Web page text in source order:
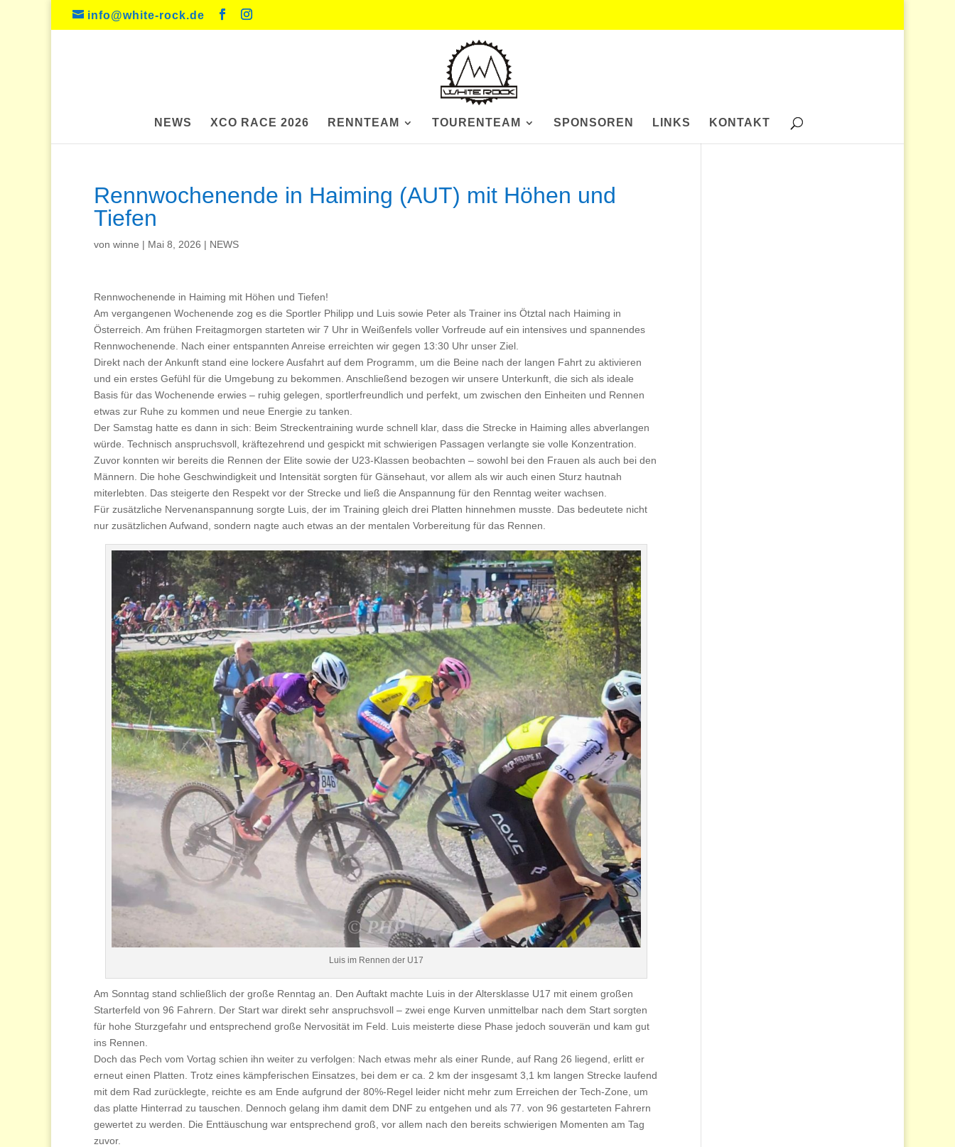
info@white-rock.de
NEWS XCO RACE 2026 RENNTEAM TOURENTEAM SPONSOREN LINKS KONTAKT
Rennwochenende in Haiming (AUT) mit Höhen und
Tiefen
von winne | Mai 8, 2026 | NEWS
Rennwochenende in Haiming mit Höhen und Tiefen!
Am vergangenen Wochenende zog es die Sportler Philipp und Luis sowie Peter als Trainer ins Ötztal nach Haiming in
Österreich. Am frühen Freitagmorgen starteten wir 7 Uhr in Weißenfels voller Vorfreude auf ein intensives und spannendes
Rennwochenende. Nach einer entspannten Anreise erreichten wir gegen 13:30 Uhr unser Ziel.
Direkt nach der Ankunft stand eine lockere Ausfahrt auf dem Programm, um die Beine nach der langen Fahrt zu aktivieren
und ein erstes Gefühl für die Umgebung zu bekommen. Anschließend bezogen wir unsere Unterkunft, die sich als ideale
Basis für das Wochenende erwies – ruhig gelegen, sportlerfreundlich und perfekt, um zwischen den Einheiten und Rennen
etwas zur Ruhe zu kommen und neue Energie zu tanken.
Der Samstag hatte es dann in sich: Beim Streckentraining wurde schnell klar, dass die Strecke in Haiming alles abverlangen
würde. Technisch anspruchsvoll, kräftezehrend und gespickt mit schwierigen Passagen verlangte sie volle Konzentration.
Zuvor konnten wir bereits die Rennen der Elite sowie der U23-Klassen beobachten – sowohl bei den Frauen als auch bei den
Männern. Die hohe Geschwindigkeit und Intensität sorgten für Gänsehaut, vor allem als wir auch einen Sturz hautnah
miterlebten. Das steigerte den Respekt vor der Strecke und ließ die Anspannung für den Renntag weiter wachsen.
Für zusätzliche Nervenanspannung sorgte Luis, der im Training gleich drei Platten hinnehmen musste. Das bedeutete nicht
nur zusätzlichen Aufwand, sondern nagte auch etwas an der mentalen Vorbereitung für das Rennen.
Luis im Rennen der U17
Am Sonntag stand schließlich der große Renntag an. Den Auftakt machte Luis in der Altersklasse U17 mit einem großen
Starterfeld von 96 Fahrern. Der Start war direkt sehr anspruchsvoll – zwei enge Kurven unmittelbar nach dem Start sorgten
für hohe Sturzgefahr und entsprechend große Nervosität im Feld. Luis meisterte diese Phase jedoch souverän und kam gut
ins Rennen.
Doch das Pech vom Vortag schien ihn weiter zu verfolgen: Nach etwas mehr als einer Runde, auf Rang 26 liegend, erlitt er
erneut einen Platten. Trotz eines kämpferischen Einsatzes, bei dem er ca. 2 km der insgesamt 3,1 km langen Strecke laufend
mit dem Rad zurücklegte, reichte es am Ende aufgrund der 80%-Regel leider nicht mehr zum Erreichen der Tech-Zone, um
das platte Hinterrad zu tauschen. Dennoch gelang ihm damit dem DNF zu entgehen und als 77. von 96 gestarteten Fahrern
gewertet zu werden. Die Enttäuschung war entsprechend groß, vor allem nach den bereits schwierigen Momenten am Tag
zuvor.